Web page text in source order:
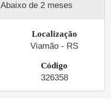
Abaixo de 2 meses
Localização
Viamão - RS
Código
326358